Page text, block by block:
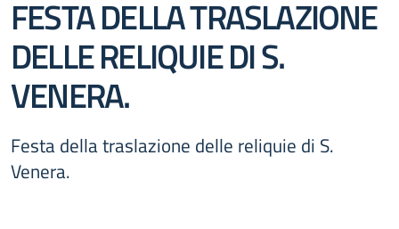
FESTA DELLA TRASLAZIONE
DELLE RELIQUIE DI S.
VENERA.
Festa della traslazione delle reliquie di S.
Venera.